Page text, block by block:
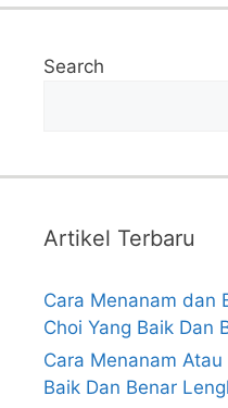
Search
Artikel Terbaru
Cara Menanam dan
Choi Yang Baik Dan
Cara Menanam
Baik Dan Benar